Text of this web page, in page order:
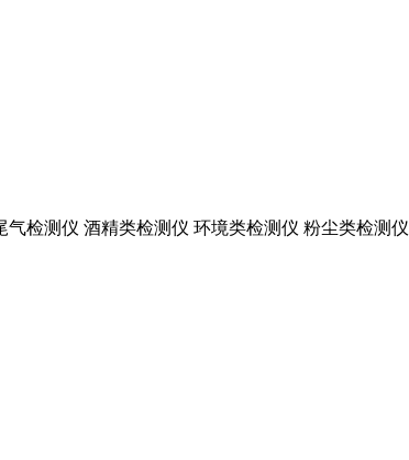
测仪 酒精类检测仪 环境类检测仪 粉尘类检测仪